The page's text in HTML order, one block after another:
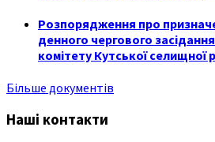
Розпорядження про
денного чергового
комітету Кутської селищної
Більше документів
Наші контакти